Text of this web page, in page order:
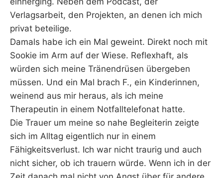
Verlagsarbeit, den Projekten, an denen ich mich
privat beteilige.
Damals habe ich ein Mal geweint. Direkt noch mit
Sookie im Arm auf der Wiese. Reflexhaft, als
würden sich meine Tränendrüsen übergeben
müssen. Und ein Mal brach F., ein Kinderinnen,
weinend aus mir heraus, als ich meine
Therapeutin in einem Notfalltelefonat hatte.
Die Trauer um meine so nahe Begleiterin zeigte
sich im Alltag eigentlich nur in einem
Fähigkeitsverlust. Ich war nicht traurig und auch
nicht sicher, ob ich trauern würde. Wenn ich in der